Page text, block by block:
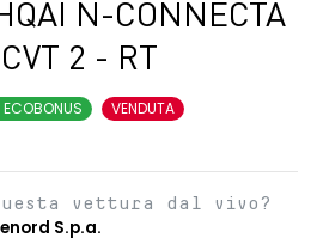
N-CONNECTA
2 - RT
ECOBONUS
VENDUTA
vettura dal vivo?
S.p.a.